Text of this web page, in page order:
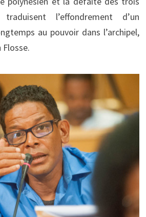
l’effondrement d’un
au pouvoir dans l’archipel,
Flosse.